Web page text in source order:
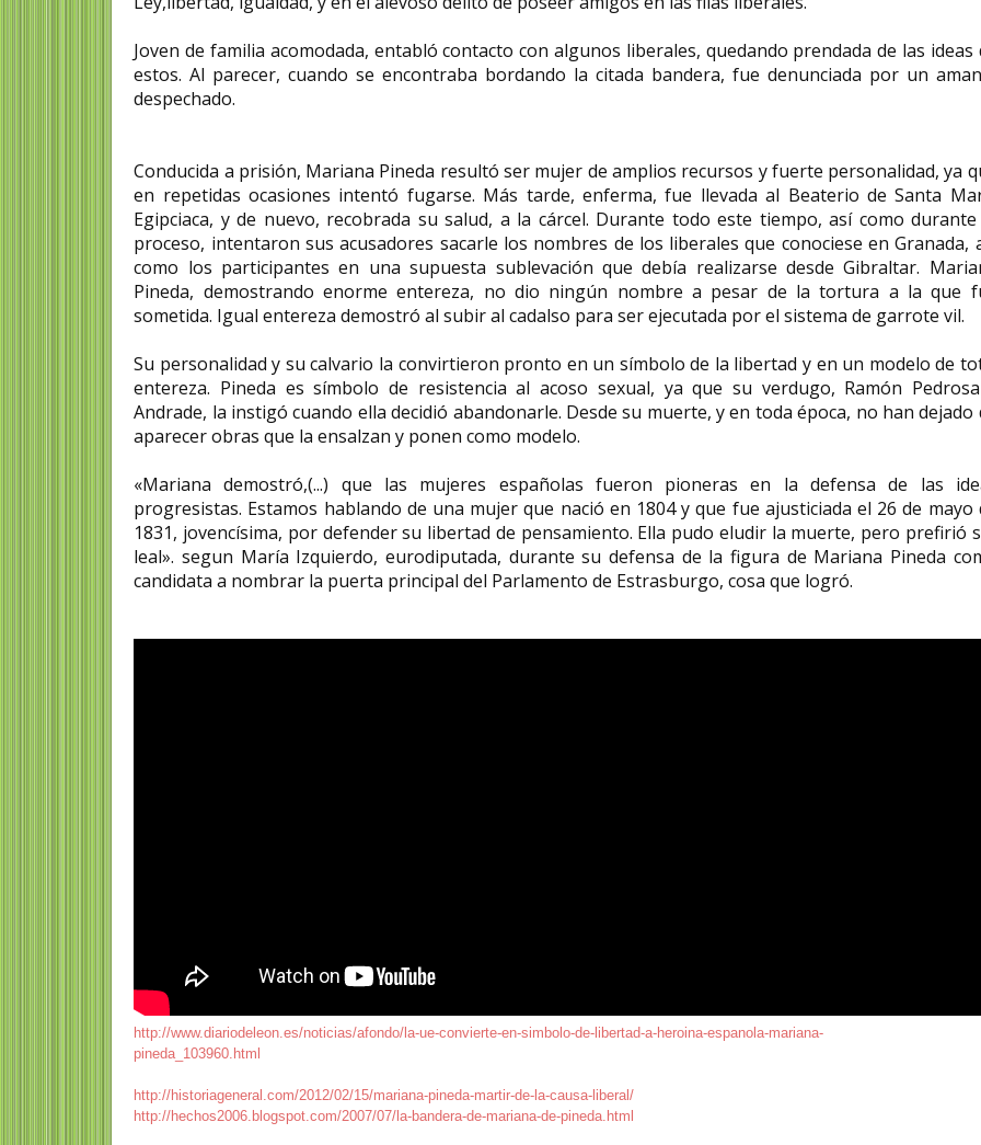
Joven de familia acomodada, entabló contacto con algunos liberales, quedando prendada de las ideas
estos. Al parecer, cuando se encontraba bordando la citada bandera, fue denunciada por un
despechado.
Conducida a prisión, Mariana Pineda resultó ser mujer de amplios recursos y fuerte personalidad, ya
en repetidas ocasiones intentó fugarse. Más tarde, enferma, fue llevada al Beaterio de Santa
Egipciaca, y de nuevo, recobrada su salud, a la cárcel. Durante todo este tiempo, así como
proceso, intentaron sus acusadores sacarle los nombres de los liberales que conociese en Granada,
como los participantes en una supuesta sublevación que debía realizarse desde Gibraltar.
Pineda, demostrando enorme entereza, no dio ningún nombre a pesar de la tortura a la que
sometida. Igual entereza demostró al subir al cadalso para ser ejecutada por el sistema de garrote vil.
Su personalidad y su calvario la convirtieron pronto en un símbolo de la libertad y en un modelo de
entereza. Pineda es símbolo de resistencia al acoso sexual, ya que su verdugo, Ramón
Andrade, la instigó cuando ella decidió abandonarle. Desde su muerte, y en toda época, no han dejado
aparecer obras que la ensalzan y ponen como modelo.
«Mariana demostró,(...) que las mujeres españolas fueron pioneras en la defensa de las
progresistas. Estamos hablando de una mujer que nació en 1804 y que fue ajusticiada el 26 de mayo
1831, jovencísima, por defender su libertad de pensamiento. Ella pudo eludir la muerte, pero prefirió
leal». segun María Izquierdo, eurodiputada, durante su defensa de la figura de Mariana Pineda
candidata a nombrar la puerta principal del Parlamento de Estrasburgo, cosa que logró.
http://www.diariodeleon.es/noticias/afondo/la-ue-convierte-en-simbolo-de-libertad-a-heroina-espanola-mariana-
pineda_103960.html
http://historiageneral.com/2012/02/15/mariana-pineda-martir-de-la-causa-liberal/
http://hechos2006.blogspot.com/2007/07/la-bandera-de-mariana-de-pineda.html